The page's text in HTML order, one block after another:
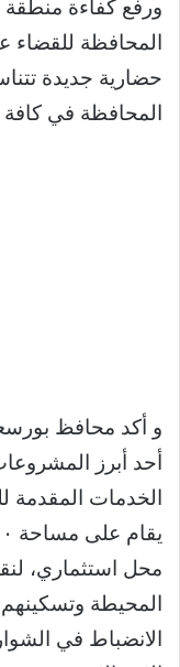
ورفع كفاءة
المحافظة للقضاء
حضارية جديدة
المحافظة في كافة
و أكد محافظ
أحد أبرز
الخدمات المقدمة
محل استثماري،
المحيطة
الانضباط في